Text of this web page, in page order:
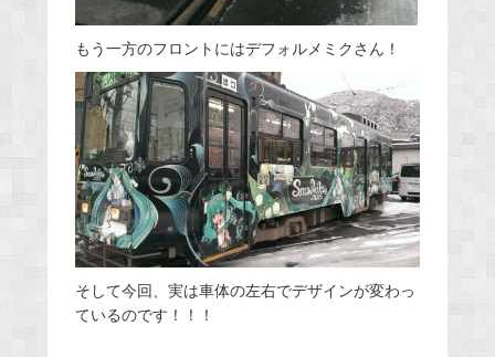
もう一方のフロントにはデフォルメミクさん！
そして今回、実は車体の左右でデザインが変わっ
ているのです！！！